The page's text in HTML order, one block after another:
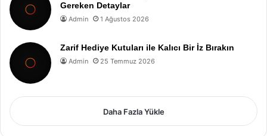
Gereken Detaylar
Admin 1 Ağustos 2026
Zarif Hediye Kutuları ile Kalıcı Bir İz Bırakın
Admin 25 Temmuz 2026
Daha Fazla Yükle